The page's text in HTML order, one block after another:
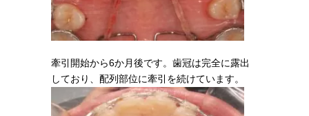
牽引開始から6か月後です。歯冠は完全に露出
しており、配列部位に牽引を続けています。